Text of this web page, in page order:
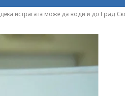
истрагата може да води и до Град